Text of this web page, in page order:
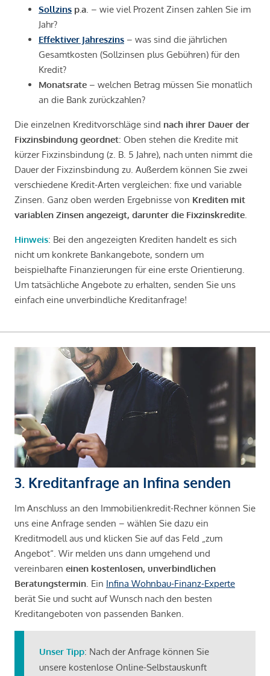
Sollzins p.a . – wie viel Prozent Zinsen zahlen Sie im
Jahr?
Effektiver Jahreszins – was sind die jährlichen
Gesamtkosten (Sollzinsen plus Gebühren) für den
Kredit?
Monatsrate – welchen Betrag müssen Sie monatlich
an die Bank zurückzahlen?
Die einzelnen Kreditvorschläge sind nach ihrer Dauer der
Fixzinsbindung geordnet: Oben stehen die Kredite mit
kürzer Fixzinsbindung (z. B. 5 Jahre), nach unten nimmt die
Dauer der Fixzinsbindung zu. Außerdem können Sie zwei
verschiedene Kredit-Arten vergleichen: fixe und variable
Zinsen. Ganz oben werden Ergebnisse von Krediten mit
variablen Zinsen angezeigt, darunter die Fixzinskredite
Hinweis: Bei den angezeigten Krediten handelt es sich
nicht um konkrete Bankangebote, sondern um
beispielhafte Finanzierungen für eine erste Orientierung.
Um tatsächliche Angebote zu erhalten, senden Sie uns
einfach eine unverbindliche Kreditanfrage!
3. Kreditanfrage an Infina senden
Im Anschluss an den Immobilienkredit-Rechner können Sie
uns eine Anfrage senden – wählen Sie dazu ein
Kreditmodell aus und klicken Sie auf das Feld „zum
Angebot“. Wir melden uns dann umgehend und
vereinbaren einen kostenlosen, unverbindlichen
Beratungstermin . Ein Infina Wohnbau-Finanz-Experte
berät Sie und sucht auf Wunsch nach den besten
Kreditangeboten von passenden Banken.
Unser Tipp: Nach der Anfrage können Sie
unsere kostenlose Online-Selbstauskunft